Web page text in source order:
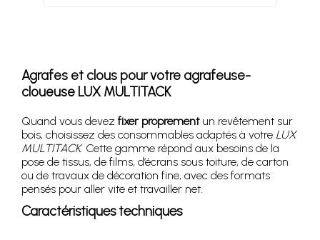
Agrafes et clous pour votre agrafeuse-
cloueuse LUX MULTITACK
Quand vous devez fixer proprementun revêtement sur
bois, choisissez des consommables adaptés à votre LUX
MULTITACK. Cette gamme répond aux besoins de la
pose de tissus, de films, d’écrans sous toiture, de carton
ou de travaux de décoration fine, avec des formats
pensés pour aller vite et travailler net.
Caractéristiques techniques